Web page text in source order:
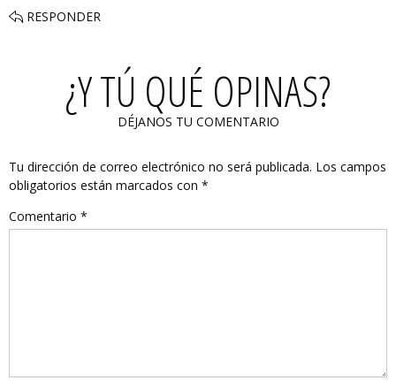
RESPONDER
¿Y TÚ QUÉ OPINAS?
DÉJANOS TU COMENTARIO
Tu dirección de correo electrónico no será publicada. Los campos
obligatorios están marcados con *
Comentario *